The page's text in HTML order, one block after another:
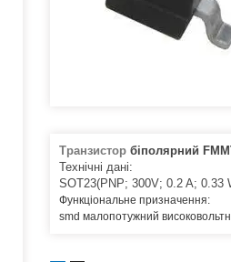
Транзистор біполярний
Технічні дані:
SOT23(PNP; 300V; 0.2 A; 0.33
Функціональне призначення:
smd малопотужний